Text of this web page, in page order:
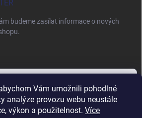
Vám umožnili pohodlné
analýze provozu webu neustále
výkon a použitelnost. Více
budeme zasílat informace o nových
spodmínkami ochrany osobních údajů